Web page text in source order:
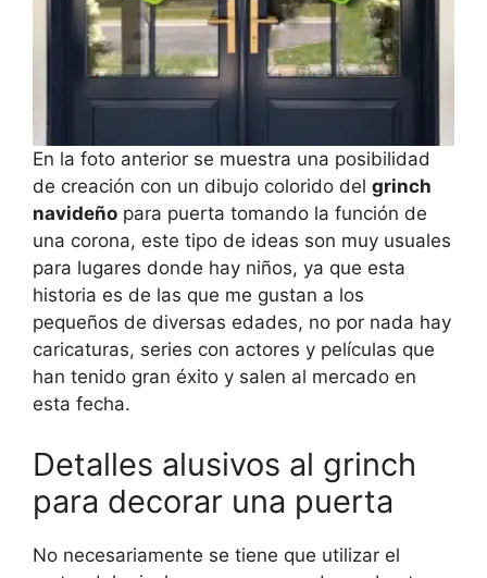
En la foto anterior se muestra una posibilidad
de creación con un dibujo colorido del grinch
navideño para puerta tomando la función de
una corona, este tipo de ideas son muy usuales
para lugares donde hay niños, ya que esta
historia es de las que me gustan a los
pequeños de diversas edades, no por nada hay
caricaturas, series con actores y películas que
han tenido gran éxito y salen al mercado en
esta fecha.
Detalles alusivos al grinch
para decorar una puerta
No necesariamente se tiene que utilizar el